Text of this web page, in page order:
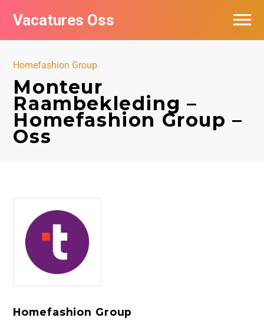
Vacatures Oss
Homefashion Group
Monteur
Raambekleding –
Homefashion Group –
Oss
Homefashion Group